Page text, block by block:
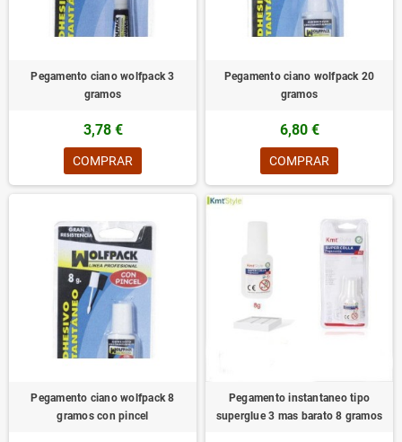
Pegamento ciano wolfpack 3
gramos
3,78 €
COMPRAR
Pegamento ciano wolfpack 20
gramos
6,80 €
COMPRAR
Pegamento ciano wolfpack 8
gramos con pincel
Pegamento instantaneo tipo
superglue 3 mas barato 8 gramos